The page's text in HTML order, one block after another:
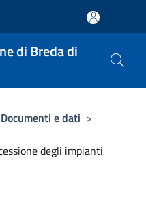
di Breda di
Documenti e dati >
degli impianti